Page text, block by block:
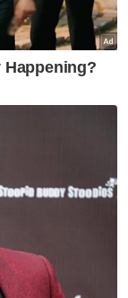
laluan
kenderaan
undang
jika
katanya.